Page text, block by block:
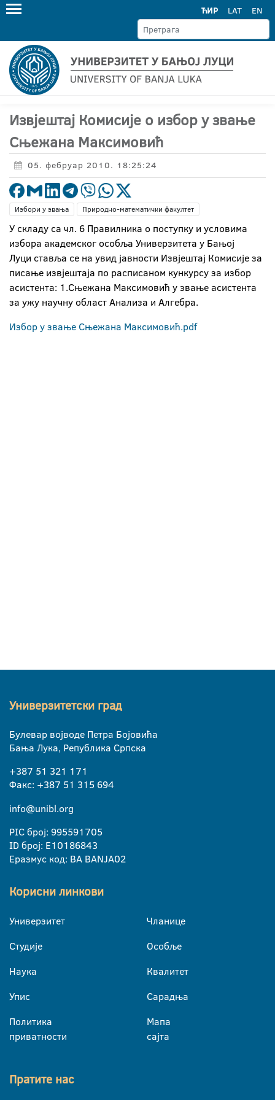
ЋИР LAT EN
Извјештај Комисије о избор у звање
Сњежана Максимовић
05. фебруар 2010. 18:25:24
Избори у звања Природно-математички факултет
У складу са чл. 6 Правилника о поступку и условима
избора академског особља Универзитета у Бањој
Луци ставља се на увид јавности Извјештај Комисије за
писање извјештаја по расписаном кункурсу за избор
асистента: 1.Сњежана Максимовић у звање асистента
за ужу научну област Анализа и Алгебра.
Избор у звање Сњежана Максимовић.pdf
Универзитетски град
Булевар војводе Петра Бојовића
Бања Лука, Република Српска
+387 51 321 171
Факс: +387 51 315 694
info@unibl.org
PIC број: 995591705
ID број: E10186843
Еразмус код: BA BANJA02
Корисни линкови
Универзитет
Студије
Наука
Упис
Политика
приватности
Чланице
Особље
Квалитет
Сарадња
Мапа
сајта
Пратите нас